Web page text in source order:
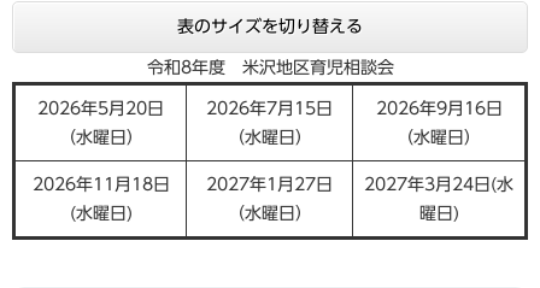
表のサイズを切り替える
令和8年度 米沢地区育児相談会
2026年5月20日
（水曜日）
2026年7月15日
（水曜日）
2026年9月16日
（水曜日）
2026年11月18日
(水曜日)
2027年1月27日
（水曜日）
2027年3月24日(水
曜日)